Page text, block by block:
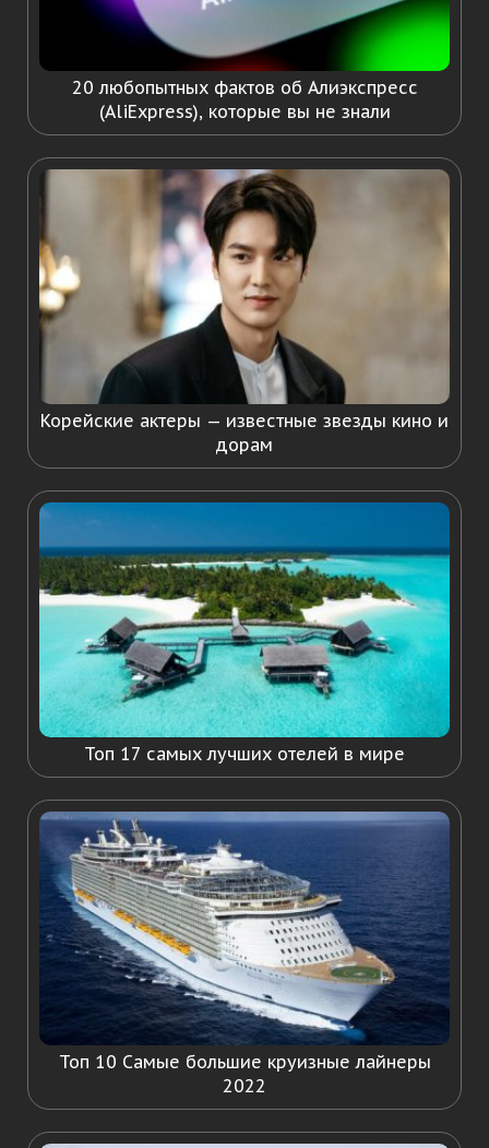
20 любопытных фактов об Алиэкспресс
(AliExpress), которые вы не знали
Корейские актеры — известные звезды кино и
дорам
Топ 17 самых лучших отелей в мире
Топ 10 Самые большие круизные лайнеры
2022